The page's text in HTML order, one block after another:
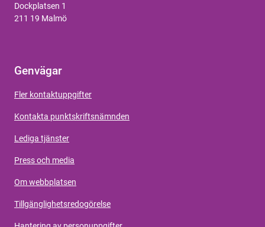
Dockplatsen 1
211 19 Malmö
Genvägar
Fler kontaktuppgifter
Kontakta punktskriftsnämnden
Lediga tjänster
Press och media
Om webbplatsen
Tillgänglighetsredogörelse